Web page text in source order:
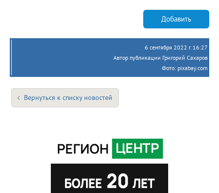
Добавить
6 сентября 2022 г. 16:27
Автор публикации Григорий Сахаров
Фото: pixabay.com
Вернуться к списку новостей